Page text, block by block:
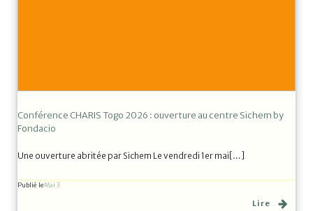
Conférence CHARIS Togo 2026 : ouverture au centre Sichem by
Fondacio
Une ouverture abritée par Sichem Le vendredi 1er mai[…]
Publié leMai 3
Lire